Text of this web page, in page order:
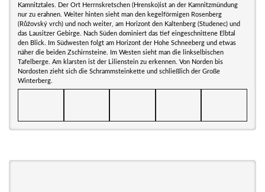
Kamnitztales. Der Ort Herrnskretschen (Hrensko)ist an der Kamnitzmündung
nur zu erahnen. Weiter hinten sieht man den kegelförmigen Rosenberg
(Růžovský vrch) und noch weiter, am Horizont den Kaltenberg (Studenec) und
das Lausitzer Gebirge. Nach Süden dominiert das tief eingeschnittene Elbtal
den Blick. Im Südwesten folgt am Horizont der Hohe Schneeberg und etwas
näher die beiden Zschirnsteine. Im Westen sieht man die linkselbischen
Tafelberge. Am klarsten ist der Lilienstein zu erkennen. Von Norden bis
Nordosten zieht sich die Schrammsteinkette und schließlich der Große
Winterberg.